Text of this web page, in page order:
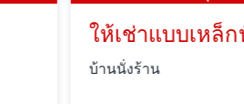
บ้านนั่งร้าน